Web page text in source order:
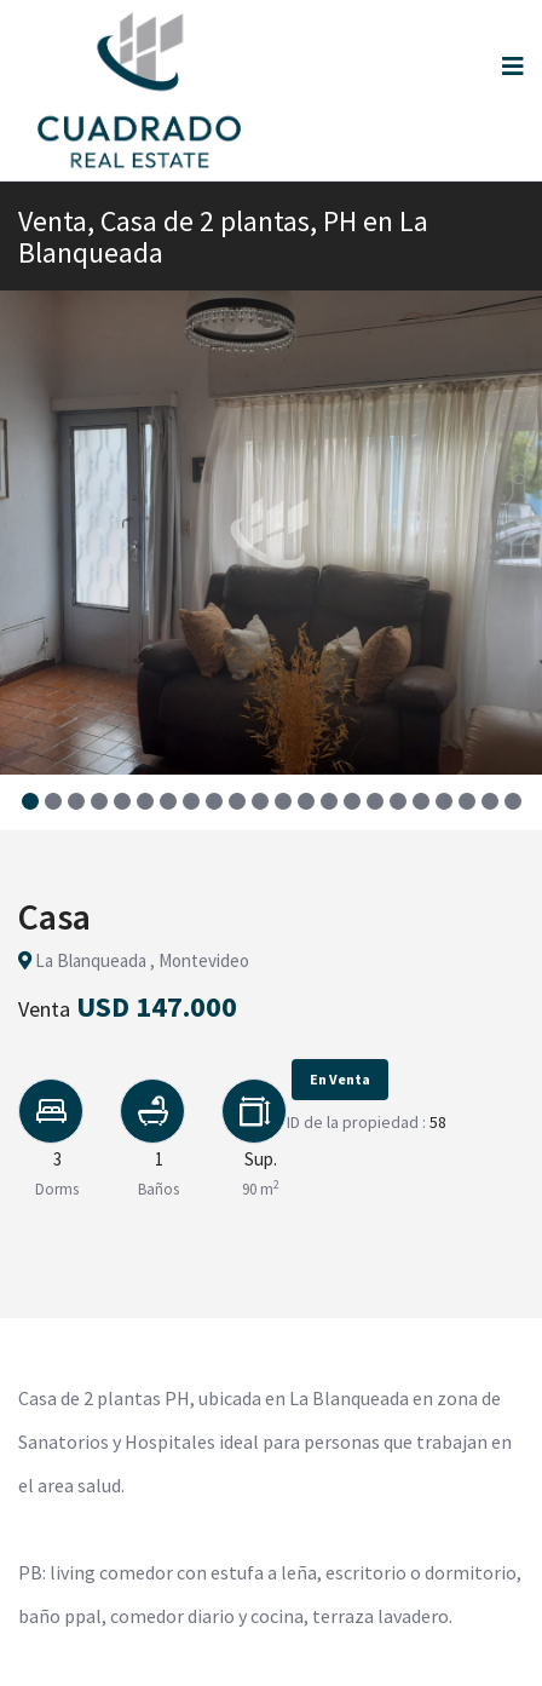
Venta, Casa de 2 plantas, PH en La
Blanqueada
Casa
La Blanqueada , Montevideo
Venta USD 147.000
3
Dorms
1
Baños
Sup.
90 m2
En Venta
ID de la propiedad : 58
Casa de 2 plantas PH, ubicada en La Blanqueada en zona de
Sanatorios y Hospitales ideal para personas que trabajan en
el area salud.
PB: living comedor con estufa a leña, escritorio o dormitorio,
baño ppal, comedor diario y cocina, terraza lavadero.